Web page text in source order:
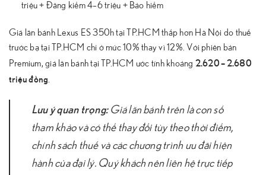
triệu + Đăng kiểm 4–6 triệu + Bảo hiểm
Giá lăn bánh Lexus ES 350h tại TP.HCM thấp hơn Hà Nội do thuế
trước bạ tại TP.HCM chỉ ở mức 10% thay vì 12%. Với phiên bản
Premium, giá lăn bánh tại TP.HCM ước tính khoảng 2.620 – 2.680
triệu đồng.
Lưu ý quan trọng:Giá lăn bánh trên là con số
tham khảo và có thể thay đổi tùy theo thời điểm,
chính sách thuế và các chương trình ưu đãi hiện
hành của đại lý. Quý khách nên liên hệ trực tiếp